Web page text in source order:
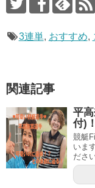
3連単, おすすめ,
関連記事
平
付)
競艇
いま
ださ